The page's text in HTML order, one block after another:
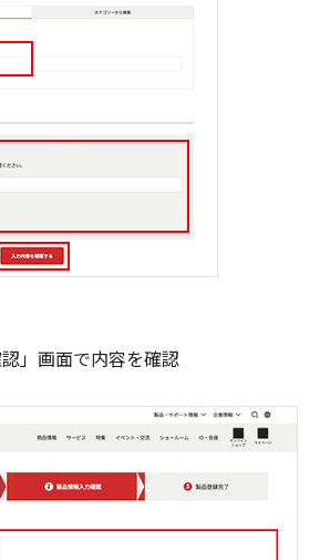
」画面で内容を確認